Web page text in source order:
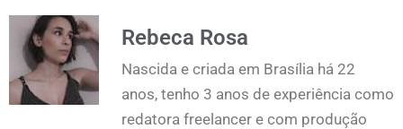
Rebeca Rosa
Nascida e criada em Brasília há 22
anos, tenho 3 anos de experiência como
redatora freelancer e com produção